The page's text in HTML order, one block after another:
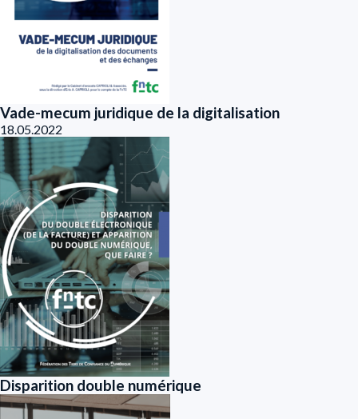
Vade-mecum juridique de la digitalisation
18.05.2022
Disparition double numérique